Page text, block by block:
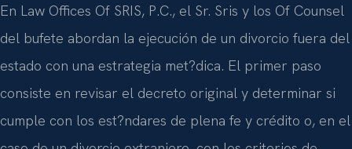
En Law Offices Of SRIS, P.C., el Sr. Sris y los Of Counsel
del bufete abordan la ejecución de un divorcio fuera del
estado con una estrategia met?dica. El primer paso
consiste en revisar el decreto original y determinar si
cumple con los est?ndares de plena fe y crédito o, en el